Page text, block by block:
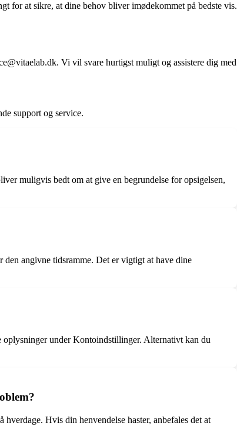
for at sikre, at dine behov bliver imødekommet på bedste vis.
Vi vil svare hurtigst muligt og assistere dig med
support og service.
muligvis bedt om at give en begrundelse for opsigelsen,
angivne tidsramme. Det er vigtigt at have dine
oplysninger under Kontoindstillinger. Alternativt kan du
Hvis din henvendelse haster, anbefales det at